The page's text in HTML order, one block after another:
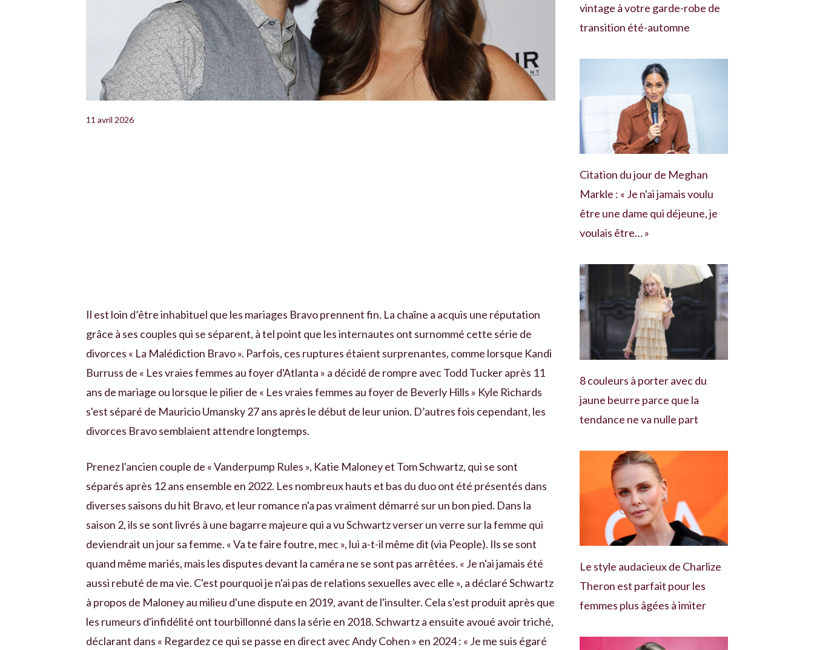
11 avril 2026
Il est loin d’être inhabituel que les mariages Bravo prennent fin. La chaîne a acquis une réputation
grâce à ses couples qui se séparent, à tel point que les internautes ont surnommé cette série de
divorces « La Malédiction Bravo ». Parfois, ces ruptures étaient surprenantes, comme lorsque Kandi
Burruss de « Les vraies femmes au foyer d'Atlanta » a décidé de rompre avec Todd Tucker après 11
ans de mariage ou lorsque le pilier de « Les vraies femmes au foyer de Beverly Hills » Kyle Richards
s'est séparé de Mauricio Umansky 27 ans après le début de leur union. D’autres fois cependant, les
divorces Bravo semblaient attendre longtemps.
Prenez l'ancien couple de « Vanderpump Rules », Katie Maloney et Tom Schwartz, qui se sont
séparés après 12 ans ensemble en 2022. Les nombreux hauts et bas du duo ont été présentés dans
diverses saisons du hit Bravo, et leur romance n'a pas vraiment démarré sur un bon pied. Dans la
saison 2, ils se sont livrés à une bagarre majeure qui a vu Schwartz verser un verre sur la femme qui
deviendrait un jour sa femme. « Va te faire foutre, mec », lui a-t-il même dit (via People). Ils se sont
quand même mariés, mais les disputes devant la caméra ne se sont pas arrêtées. « Je n'ai jamais été
aussi rebuté de ma vie. C'est pourquoi je n'ai pas de relations sexuelles avec elle », a déclaré Schwartz
à propos de Maloney au milieu d'une dispute en 2019, avant de l'insulter. Cela s'est produit après que
les rumeurs d'infidélité ont tourbillonné dans la série en 2018. Schwartz a ensuite avoué avoir triché,
déclarant dans « Regardez ce qui se passe en direct avec Andy Cohen » en 2024 : « Je me suis égaré
vintage à votre garde-robe de
transition été-automne
Citation du jour de Meghan
Markle : « Je n'ai jamais voulu
être une dame qui déjeune, je
voulais être… »
8 couleurs à porter avec du
jaune beurre parce que la
tendance ne va nulle part
Le style audacieux de Charlize
Theron est parfait pour les
femmes plus âgées à imiter